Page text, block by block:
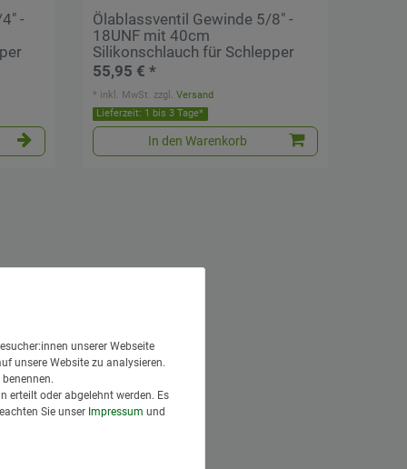
-
Ölablassventil Gewinde 5/8" -
18UNF mit 40cm
Silikonschlauch für Schlepper
55,95 € *
Lieferzeit: 1 bis 3 Tage*
In den Warenkorb
* inkl. MwSt. zzgl.Versand
unserer Webseite
unsere Website zu analysieren.
erteilt oder abgelehnt werden. Es
Sie unser Impressum und